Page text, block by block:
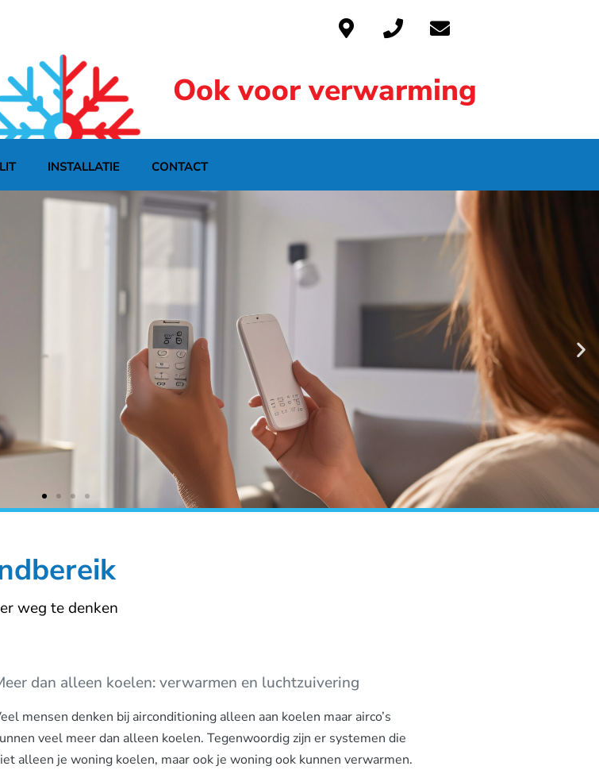
Ook voor verwarming
INSTALLATIE CONTACT
weg te denken
dan alleen koelen: verwarmen en luchtzuivering
mensen denken bij airconditioning alleen aan koelen maar airco’s
veel meer dan alleen koelen. Tegenwoordig zijn er systemen die
alleen je woning koelen, maar ook je woning ook kunnen verwarmen.